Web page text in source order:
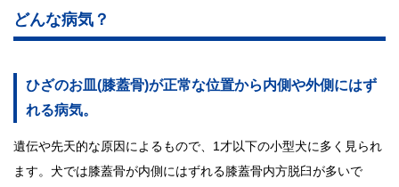
どんな病気？
ひざのお皿(膝蓋骨)が正常な位置から内側や外側にはず
れる病気。
遺伝や先天的な原因によるもので、1才以下の小型犬に多く見られ
ます。犬では膝蓋骨が内側にはずれる膝蓋骨内方脱臼が多いで